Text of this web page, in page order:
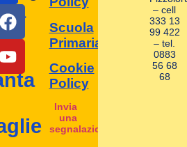
Scuola
Primaria
Cookie
Policy
Invia
una
segnalazione
– cell
333 13
99 422
– tel.
0883
56 68
68